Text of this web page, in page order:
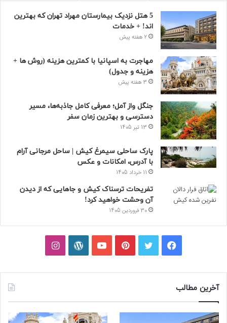
5 هتل نزدیک بیمارستان مهراد تهران که بهترین‌
اند! + خدمات
2 هفته پیش
مهاجرت به اسپانیا با کمترین هزینه (روش ها +
هزینه و جدول)
3 هفته پیش
جنگل واز آمل؛ معرفی کامل جاذبه‌ها، مسیر
دسترسی و بهترین زمان سفر
13 تیر 1405
پارک ساحلی سیمرغ کیش | ساحل مرجانی آرام
با آدرس، امکانات و عکس
11 خرداد 1405
تفریحات ترسناک کیش و جاهایی که از دیدن
آن وحشت خواهید کرد!
30 فروردین 1405
فیسبوکتوییترپینتریستیوتیوبوردپرساینستاگرام
آخرین مطالب